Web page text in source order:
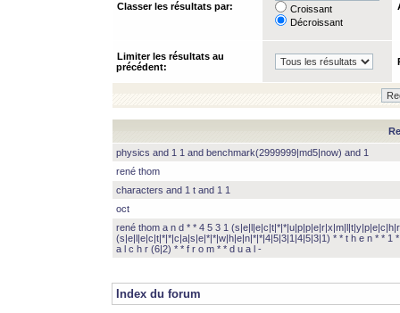
Classer les résultats par:
Croissant
Décroissant
Limiter les résultats au
précédent:
physics and 1 1 and benchmark(2999999|md5|now) and 1
rené thom
characters and 1 t and 1 1
oct
rené thom a n d * * 4 5 3 1
(s|e|l|e|c|t|*|*|c|a|s|e|*|*|w|h|e|n|*|*|4|5|3|1|4|5|3|1) * * t h e n * * 1
a l c h r (6|2) * * f r o m * * d u a l -
Index du forum